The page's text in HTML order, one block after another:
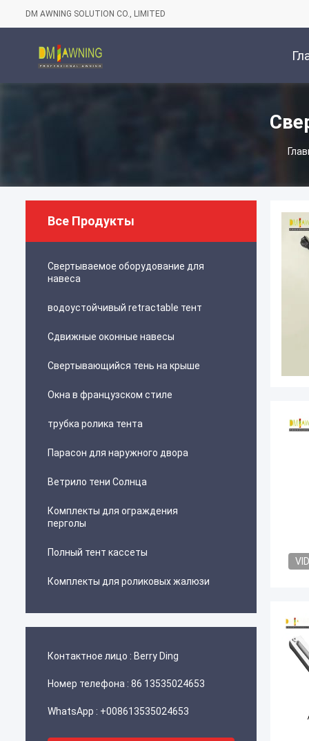
DM AWNING SOLUTION CO., LIMITED
Все Продукты
Свертываемое оборудование для
навеса
водоустойчивый retractable тент
Сдвижные оконные навесы
Свертывающийся тень на крыше
Окна в французском стиле
трубка ролика тента
Парасон для наружного двора
Ветрило тени Солнца
Комплекты для ограждения
перголы
Полный тент кассеты
Комплекты для роликовых жалюзи
Контактное лицо : Berry Ding
Номер телефона : 86 13535024653
WhatsApp : +008613535024653